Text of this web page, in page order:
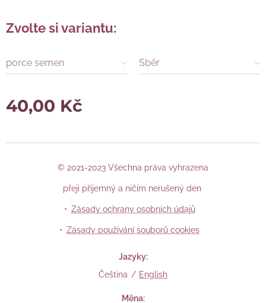
Zvolte si variantu:
porce semen Sběr
40,00 Kč
© 2021-2023 Všechna práva vyhrazena
přeji příjemný a ničím nerušený den
Zásady ochrany osobních údajů
Zásady používání souborů cookies
Jazyky
Čeština
English
Měna